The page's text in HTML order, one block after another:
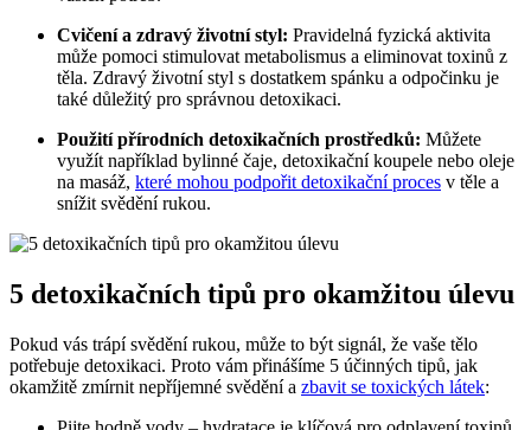
Cvičení ‍a zdravý životní styl: ⁣Pravidelná‌ fyzická aktivita
může ‌pomoci stimulovat metabolismus a ⁢eliminovat toxinů z
těla. ⁤Zdravý životní styl ⁢s dostatkem spánku a ‌odpočinku je⁣
také důležitý pro správnou detoxikaci.
Použití ‍přírodních detoxikačních⁢ prostředků: ⁣Můžete
využít například bylinné čaje,‍ detoxikační koupele‌ nebo⁣ oleje
na masáž, které mohou podpořit detoxikační proces v těle⁢ a
snížit svědění rukou.
5 detoxikačních‍ tipů⁣ pro⁣ okamžitou ⁤úlevu
Pokud vás trápí svědění ⁣rukou, může to být signál, že vaše tělo
potřebuje detoxikaci. Proto vám‍ přinášíme 5 účinných⁢ tipů, jak
okamžitě zmírnit nepříjemné svědění a zbavit se toxických látek: